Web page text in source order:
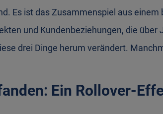
Es ist das Zusammenspiel aus einem
und Kundenbeziehungen, die über
drei Dinge herum verändert.
Ein Rollover-